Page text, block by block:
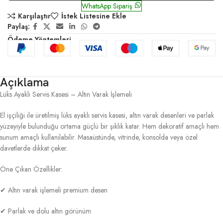
WhatsApp Sipariş
Karşılaştır
İstek Listesine Ekle
Paylaş:
Ödeme Yöntemleri
Açıklama
Lüks Ayaklı Servis Kasesi – Altın Varak İşlemeli
El işçiliği ile üretilmiş lüks ayaklı servis kasesi, altın varak desenleri ve parlak
yüzeyiyle bulunduğu ortama güçlü bir şıklık katar. Hem dekoratif amaçlı hem
sunum amaçlı kullanılabilir. Masaüstünde, vitrinde, konsolda veya özel
davetlerde dikkat çeker.
Öne Çıkan Özellikler:
✔ Altın varak işlemeli premium desen
✔ Parlak ve dolu altın görünüm